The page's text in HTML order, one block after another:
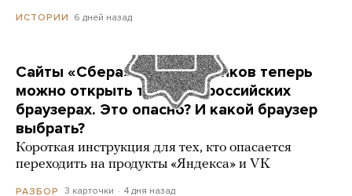
ИСТОРИИ 6 дней назад
Сайты «Сбера» и других банков теперь
можно открыть только в российских
браузерах. Это опасно? И какой браузер
выбрать?
Короткая инструкция для тех, кто опасается
переходить на продукты «Яндекса» и VK
РАЗБОР 3 карточки 4 дня назад